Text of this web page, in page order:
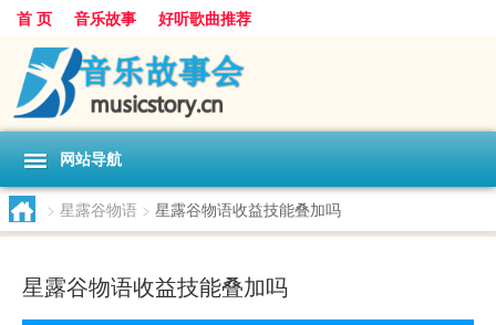
首 页 音乐故事 好听歌曲推荐
网站导航
> 星露谷物语 > 星露谷物语收益技能叠加吗
星露谷物语收益技能叠加吗